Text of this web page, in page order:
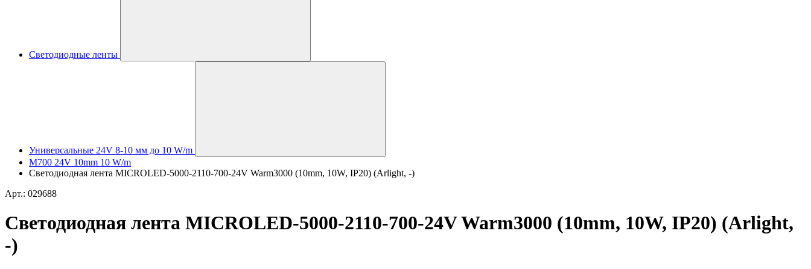
Светодиодные ленты
Универсальные 24V 8-10 мм до 10 W/m
M700 24V 10mm 10 W/m
Светодиодная лента MICROLED-5000-2110-700-24V Warm3000 (10mm, 10W, IP20) (Arlight, -)
Арт.: 029688
Светодиодная лента MICROLED-5000-2110-700-24V Warm3000 (10mm, 10W, IP20) (Arlight,
-)